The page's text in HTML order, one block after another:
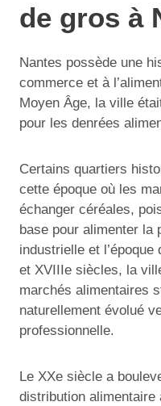
de gros à
Nantes possède une
commerce et à
Moyen Âge, la ville
pour les denrées
Certains quartiers
cette époque où les
échanger céréales,
base pour alimenter la
industrielle et
et XVIIIe siècles, la
marchés alimentaires
naturellement évolué
professionnelle.
Le XXe siècle a
distribution alimentaire